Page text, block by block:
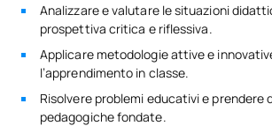
Analizzare e valutare le situazioni
prospettiva critica e riflessiva.
Applicare metodologie attive e
l’apprendimento in classe.
Risolvere problemi educativi e prendere
pedagogiche fondate.